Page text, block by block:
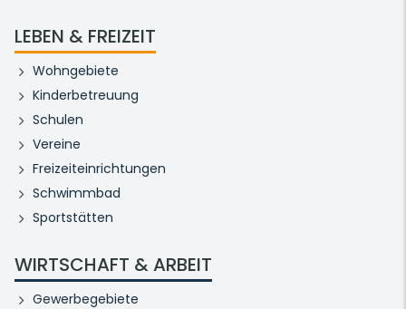
LEBEN & FREIZEIT
Wohngebiete
Kinderbetreuung
Schulen
Vereine
Freizeiteinrichtungen
Schwimmbad
Sportstätten
WIRTSCHAFT & ARBEIT
Gewerbegebiete